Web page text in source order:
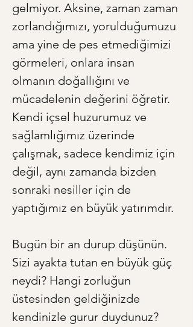
gelmiyor. Aksine, zaman zaman
zorlandığımızı, yorulduğumuzu
ama yine de pes etmediğimizi
görmeleri, onlara insan
olmanın doğallığını ve
mücadelenin değerini öğretir.
Kendi içsel huzurumuz ve
sağlamlığımız üzerinde
çalışmak, sadece kendimiz için
değil, aynı zamanda bizden
sonraki nesiller için de
yaptığımız en büyük yatırımdır.
Bugün bir an durup düşünün.
Sizi ayakta tutan en büyük güç
neydi? Hangi zorluğun
üstesinden geldiğinizde
kendinizle gurur duydunuz?